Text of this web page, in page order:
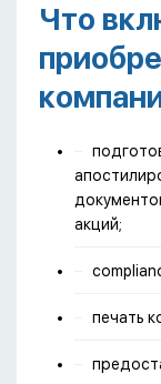
Что
акций;
печать